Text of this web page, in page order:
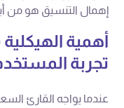
إهمال التنسيق هو من
تجربة
عندما يواجه القارئ